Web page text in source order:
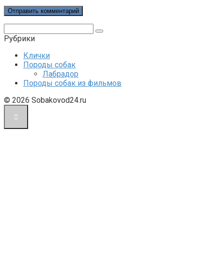
Рубрики
Клички
Породы собак
Лабрадор
Породы собак из фильмов
© 2026 Sobakovod24.ru